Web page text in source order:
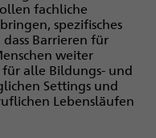
fachliche
spezifisches
Barrieren für
weiter
alle Bildungs- und
Settings und
Lebensläufen